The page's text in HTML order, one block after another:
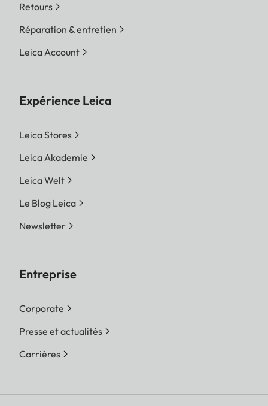
Retours
Réparation & entretien
Leica Account
Expérience Leica
Leica Stores
Leica Akademie
Leica Welt
Le Blog Leica
Newsletter
Entreprise
Corporate
Presse et actualités
Carrières